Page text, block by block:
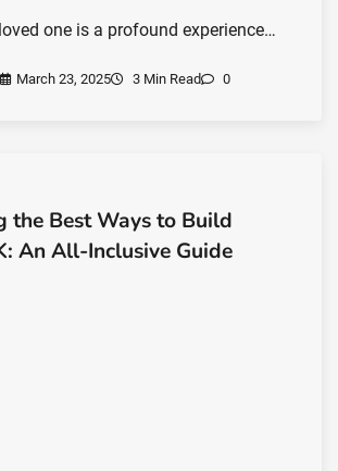
one is a profound experience…
March 23, 2025 3 Min Read 0
the Best Ways to Build
An All-Inclusive Guide